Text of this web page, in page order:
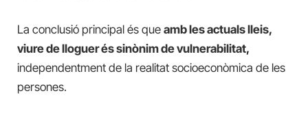
La conclusió principal és que amb les actuals lleis,
viure de lloguer és sinònim de vulnerabilitat,
independentment de la realitat socioeconòmica de les
persones.